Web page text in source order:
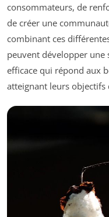
consommateurs, de
de créer une
combinant ces
peuvent développer
efficace qui répond aux
atteignant leurs objectifs